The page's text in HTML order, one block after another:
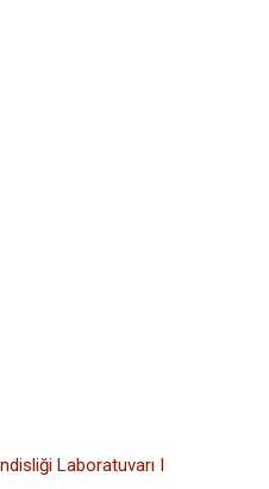
Laboratuvarı I